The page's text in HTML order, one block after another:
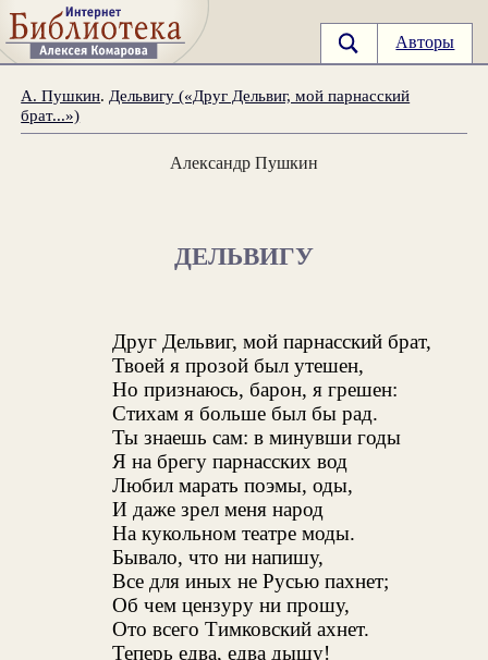
Авторы
А. Пушкин. Дельвигу («Друг Дельвиг, мой парнасский
брат...»)
Александр Пушкин
ДЕЛЬВИГУ
Друг Дельвиг, мой парнасский брат,
Твоей я прозой был утешен,
Но признаюсь, барон, я грешен:
Стихам я больше был бы рад.
Ты знаешь сам: в минувши годы
Я на брегу парнасских вод
Любил марать поэмы, оды,
И даже зрел меня народ
На кукольном театре моды.
Бывало, что ни напишу,
Все для иных не Русью пахнет;
Об чем цензуру ни прошу,
Ото всего Тимковский ахнет.
Теперь едва, едва дышу!